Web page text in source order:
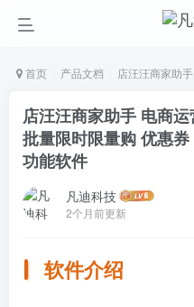
首页 产品文档 店汪汪商家助手
店汪汪商家助手 电商
批量限时限量购 优惠
功能软件
凡迪科技
2个月前更新
软件介绍